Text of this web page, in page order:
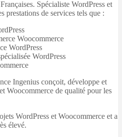
Spécialiste WordPress et
prestations de services tels que :
Woocommerce
WordPress
WordPress
Ingenius conçoit, développe et
Woocommerce de qualité pour les
WordPress et Woocommerce et a
élevé.